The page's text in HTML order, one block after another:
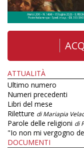
ATTUALITÀ
Ultimo numero
Numeri precedenti
Libri del mese
Riletture di Mariapia
Parole delle religioni di
"Io non mi vergogno
DOCUMENTI